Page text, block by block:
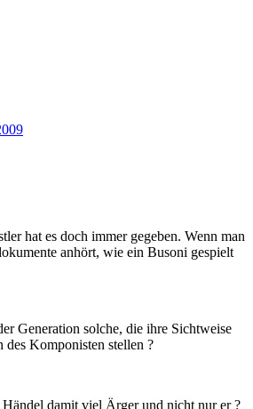
hat es doch immer gegeben. Wenn man
anhört, wie ein Busoni gespielt
Generation solche, die ihre Sichtweise
des Komponisten stellen ?
damit viel Ärger und nicht nur er ?